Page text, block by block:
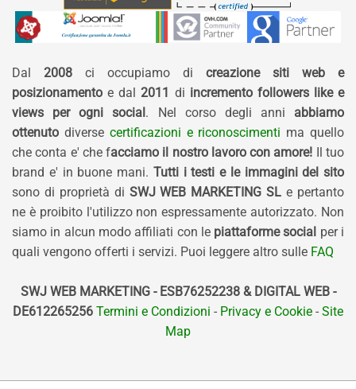
Dal 2008 ci occupiamo di creazione siti web e
posizionamento e dal 2011 di incremento followers like e
views per ogni social. Nel corso degli anni abbiamo
ottenuto diverse certificazioni e riconoscimenti ma quello
che conta e' che facciamo il nostro lavoro con amore! Il tuo
brand e' in buone mani. Tutti i testi e le immagini del sito
sono di proprietà di SWJ WEB MARKETING SL e pertanto
ne è proibito l'utilizzo non espressamente autorizzato. Non
siamo in alcun modo affiliati con le piattaforme social per i
quali vengono offerti i servizi. Puoi leggere altro sulle FAQ
SWJ WEB MARKETING - ESB76252238 & DIGITAL WEB -
DE612265256 Termini e Condizioni - Privacy e Cookie - Site
Map